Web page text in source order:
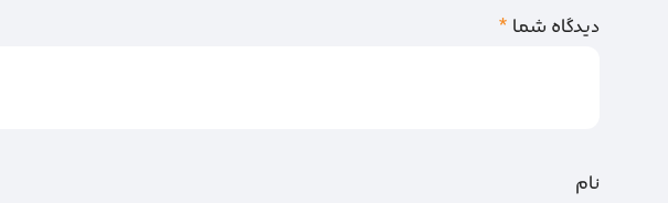
دیدگاه شما *
نام